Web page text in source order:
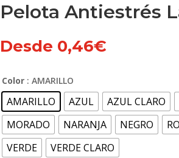
Pelota Antiestrés
Desde 0,46€
Color : AMARILLO
AMARILLO AZUL AZUL CLARO
MORADO
NARANJA NEGRO
VERDE
VERDE CLARO